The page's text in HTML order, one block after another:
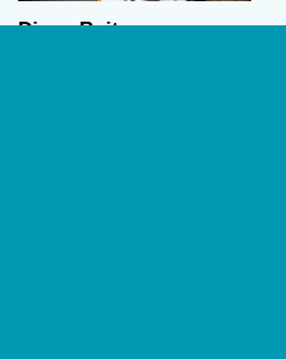
Djago Buit